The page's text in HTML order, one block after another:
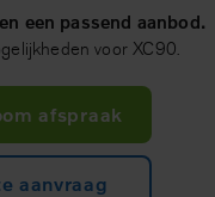
een passend aanbod.
voor XC90.
afspraak
aanvraag